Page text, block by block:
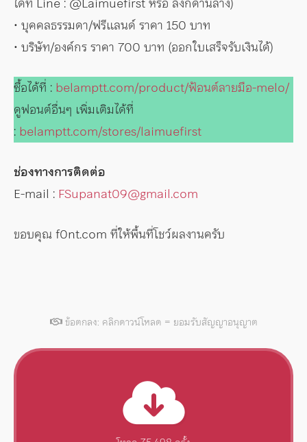
• บุคคลธรรมดา/ฟรีแลนด์ ราคา 150 บาท
• บริษัท/องค์กร ราคา 700 บาท (ออกใบเสร็จรับเงินได้)
ซื้อได้ที่ : belamptt.com/product/ฟ้อนต์ลายมือ-melo/
ดูฟอนต์อื่นๆ เพิ่มเติมได้ที่
: belamptt.com/stores/laimuefirst
ช่องทางการติดต่อ
E-mail : FSupanat09@gmail.com
ขอบคุณ f0nt.com ที่ให้พื้นที่โชว์ผลงานครับ
ข้อตกลง: คลิกดาวน์โหลด = ยอมรับสัญญาอนุญาต